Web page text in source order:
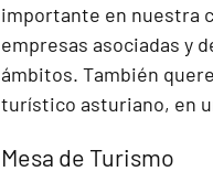
importante en nuestra
empresas asociadas y
ámbitos. También
turístico asturiano, en
Mesa de Turismo